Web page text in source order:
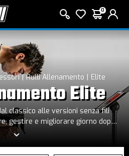
0
Rulli Allenamento Elite
Elite
classico alle versioni senza fili
giorno la propria forma fisica.